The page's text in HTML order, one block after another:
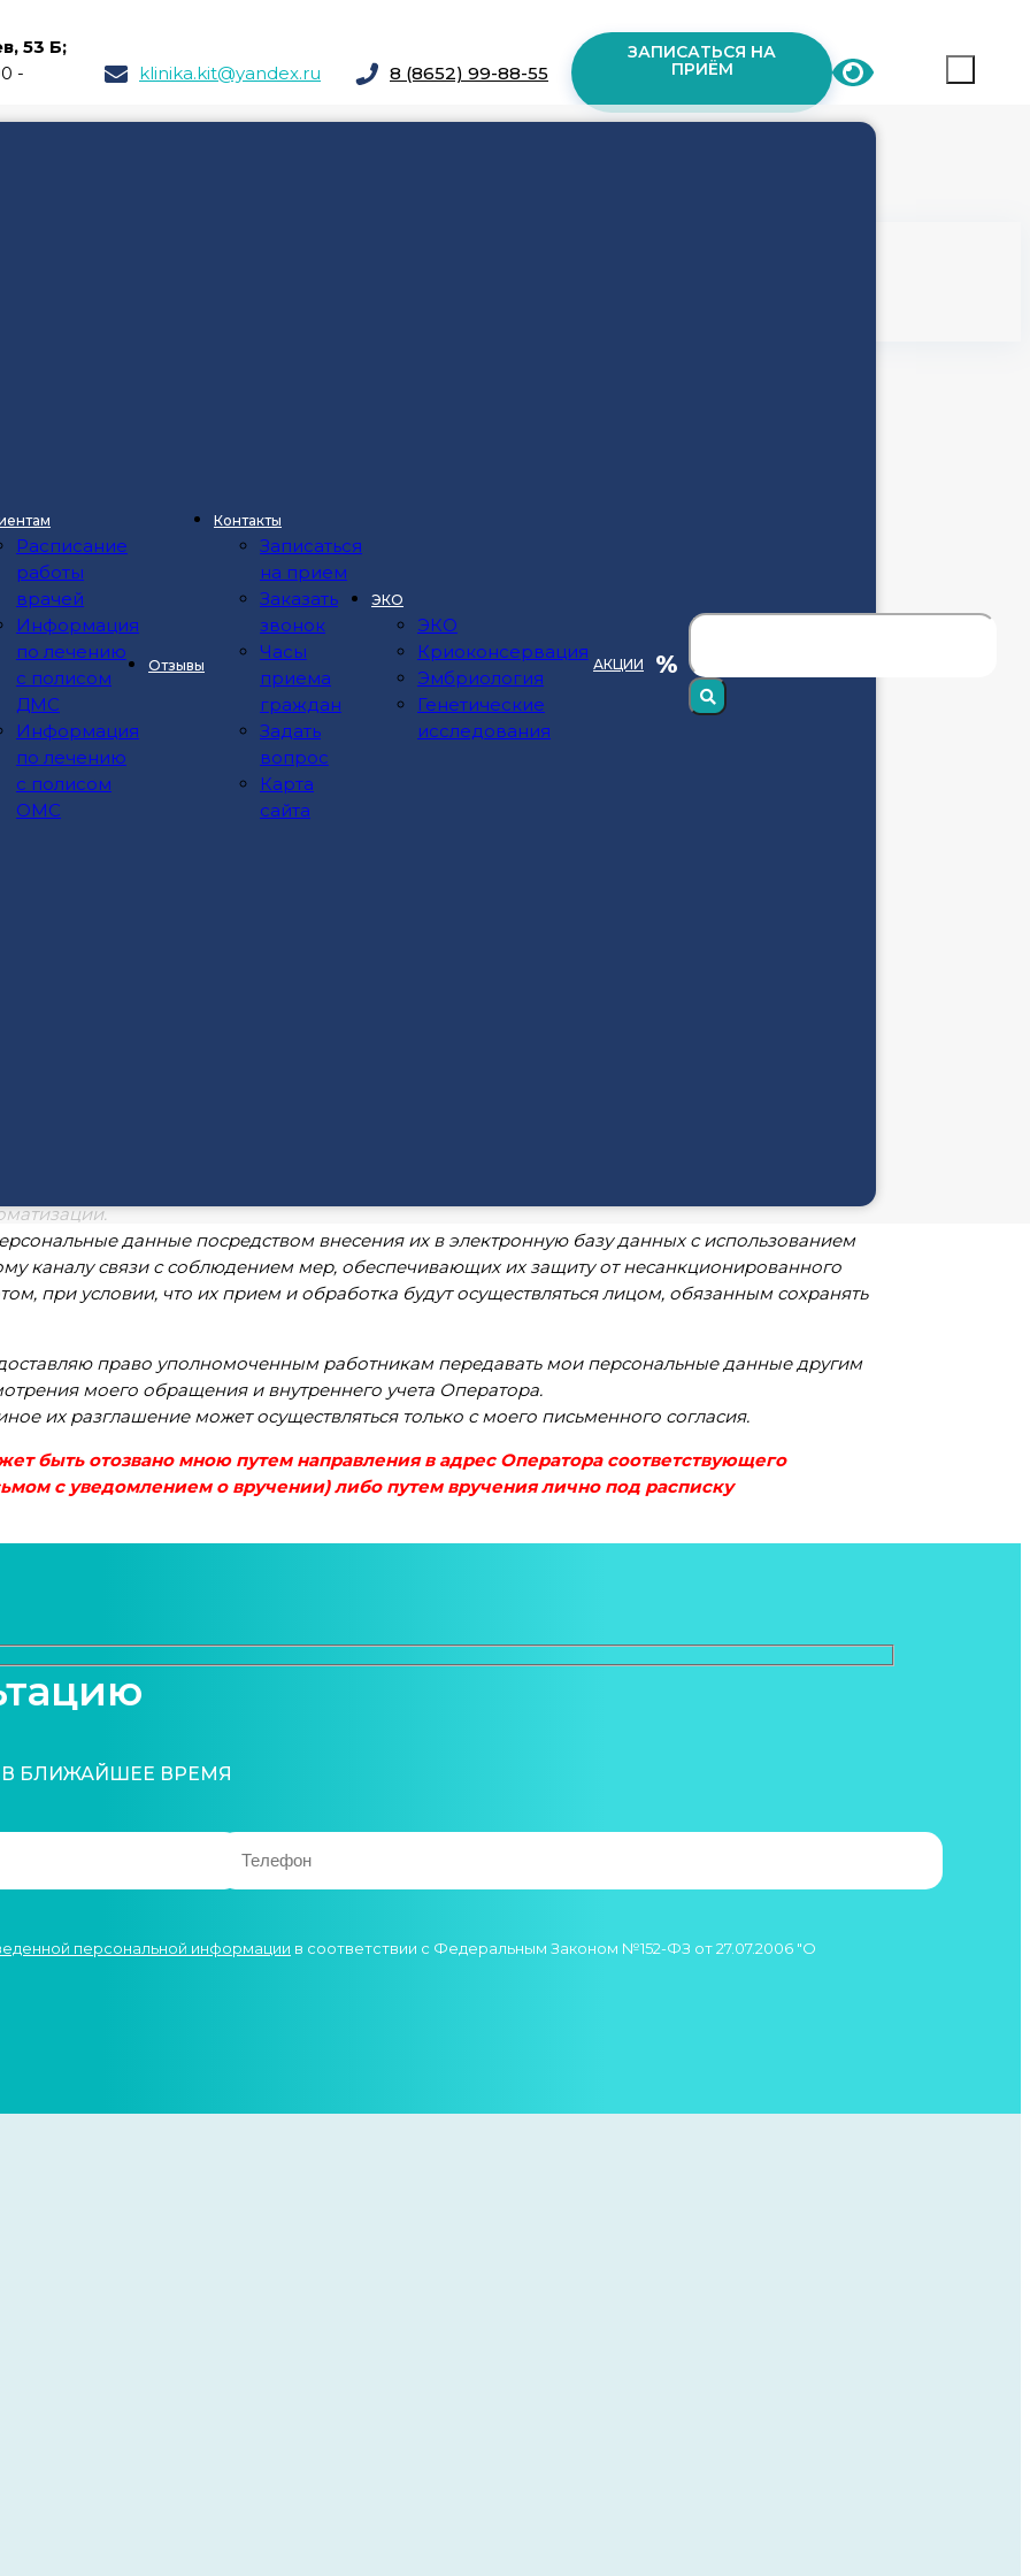
53 Б;
-
klinika.kit@yandex.ru 8 (8652) 99-88-55
ЗАПИСАТЬСЯ НА
ПРИЁМ
Расписание
работы
врачей
Информация
по лечению
с полисом
ДМС
Информация
по лечению
с полисом
ОМС
Отзывы АКЦИИ
Контакты
Записаться
на прием
Заказать
звонок
Часы
приема
граждан
Задать
вопрос
Карта
сайта
ЭКО
ЭКО
Криоконсервация
Эмбриология
Генетические
исследования
обработку персональных данных(Политика конфиденциальности
Пользовательское
на прием и задать все вопросы Вы можете
по телефону
8 (8652) 99-88-55
свое согласие на обработку персональных данных и принимаю условия
закона «О персональных данных» № 152-ФЗ от 27.07.2006 г. я подтверждаю своё согласие
данными, включая сбор, систематизацию, накопление, хранение, обновление,
настоящем информированном согласии организациям), обезличивание, блокирование,
Ставропольский край, г. Ставрополь, ул. Доваторцев, 53 Б (далее – Оператор) моих
контактные телефоны, адрес электронной почты (e-mail).
персональных данных в информационных системах персональных данных с
данные посредством внесения их в электронную базу данных с использованием
каналу связи с соблюдением мер, обеспечивающих их защиту от несанкционированного
при условии, что их прием и обработка будут осуществляться лицом, обязанным сохранять
право уполномоченным работникам передавать мои персональные данные другим
моего обращения и внутреннего учета Оператора.
их разглашение может осуществляться только с моего письменного согласия.
быть отозвано мною путем направления в адрес Оператора соответствующего
с уведомлением о вручении) либо путем вручения лично под расписку
БЛИЖАЙШЕЕ ВРЕМЯ
персональной информации в соответствии с Федеральным Законом №152-ФЗ от 27.07.2006 "О